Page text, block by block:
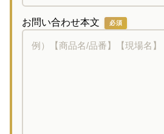
お問い合わせ本文 必須